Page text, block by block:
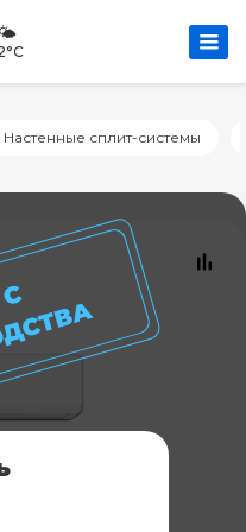
Настенные сплит-системы